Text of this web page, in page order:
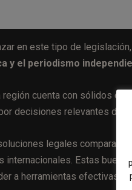
en este tipo de legislación,
y el periodismo
cuenta con sólidos
decisiones relevantes de
legales
internacionales. Estas
a herramientas efectivas